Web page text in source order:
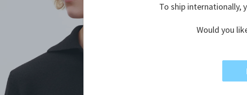
To ship internationally,
Would you